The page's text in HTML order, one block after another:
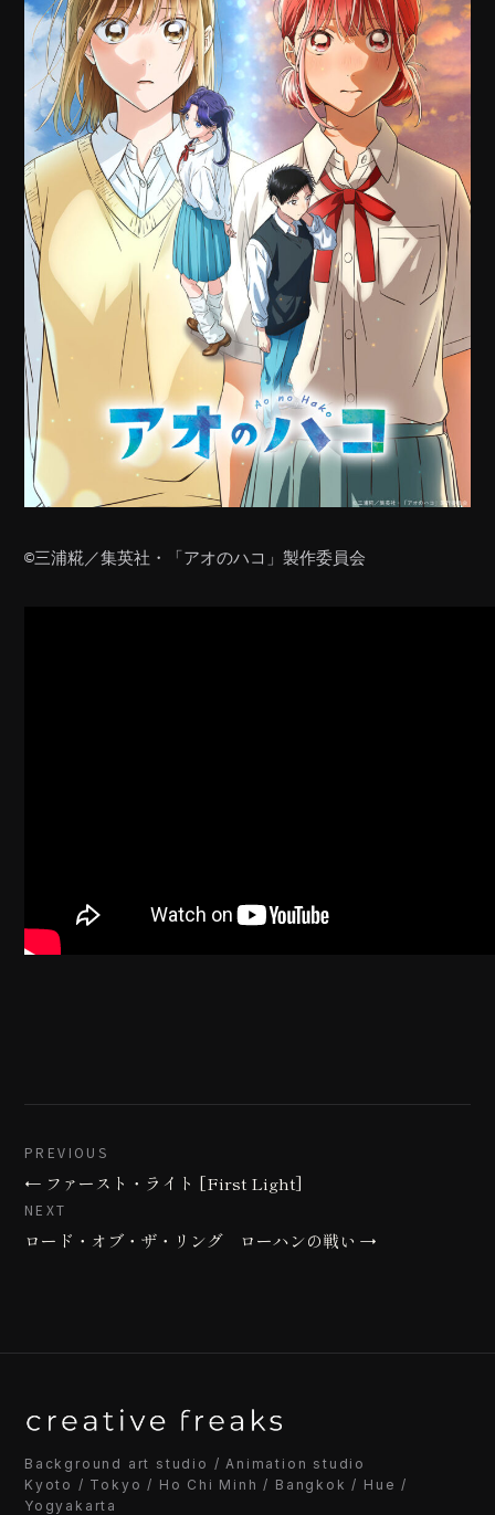
©️三浦糀／集英社・「アオのハコ」製作委員会
PREVIOUS
← ファースト・ライト [First Light]
NEXT
ロード・オブ・ザ・リング ローハンの戦い →
Background art studio / Animation studio
Kyoto / Tokyo / Ho Chi Minh / Bangkok / Hue /
Yogyakarta